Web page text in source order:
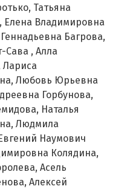
Татьяна
Елена Владимировна
Багрова,
Сава , Алла
Лариса
Любовь Юрьевна
Горбунова,
Наталья
Людмила
Наумович
Колядина,
Асель
Алексей